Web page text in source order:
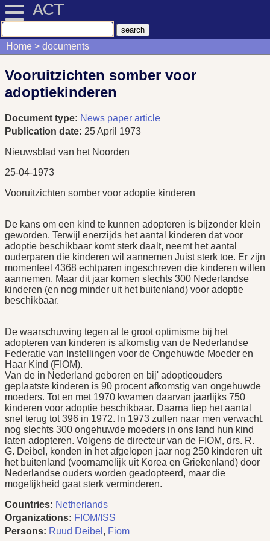
ACT
Home documents
Vooruitzichten somber voor
adoptiekinderen
Document type: News paper article
Publication date: 25 April 1973
Nieuwsblad van het Noorden
25-04-1973
Vooruitzichten somber voor adoptie kinderen
De kans om een kind te kunnen adopteren is bijzonder klein
geworden. Terwijl enerzijds het aantal kinderen dat voor
adoptie beschikbaar komt sterk daalt, neemt het aantal
ouderparen die kinderen wil aannemen Juist sterk toe. Er zijn
momenteel 4368 echtparen ingeschreven die kinderen willen
aannemen. Maar dit jaar komen slechts 300 Nederlandse
kinderen (en nog minder uit het buitenland) voor adoptie
beschikbaar.
De waarschuwing tegen al te groot optimisme bij het
adopteren van kinderen is afkomstig van de Nederlandse
Federatie van Instellingen voor de Ongehuwde Moeder en
Haar Kind (FIOM).
Van de in Nederland geboren en bij' adoptieouders
geplaatste kinderen is 90 procent afkomstig van ongehuwde
moeders. Tot en met 1970 kwamen daarvan jaarlijks 750
kinderen voor adoptie beschikbaar. Daarna liep het aantal
snel terug tot 396 in 1972. In 1973 zullen naar men verwacht,
nog slechts 300 ongehuwde moeders in ons land hun kind
laten adopteren. Volgens de directeur van de FIOM, drs. R.
G. Deibel, konden in het afgelopen jaar nog 250 kinderen uit
het buitenland (voornamelijk uit Korea en Griekenland) door
Nederlandse ouders worden geadopteerd, maar die
mogelijkheid gaat sterk verminderen.
Countries: Netherlands
Organizations: FIOM/ISS
Persons: Ruud Deibel , Fiom